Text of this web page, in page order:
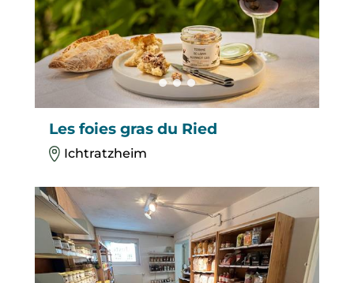
Les foies gras du Ried
Ichtratzheim